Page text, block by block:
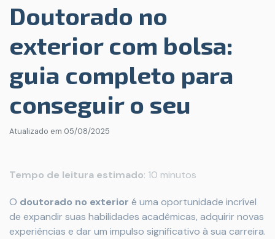
Doutorado no
exterior com bolsa:
guia completo para
conseguir o seu
Atualizado em 05/08/2025
Tempo de leitura estimado: 10 minutos
O doutorado no exterior é uma oportunidade incrível
de expandir suas habilidades acadêmicas, adquirir novas
experiências e dar um impulso significativo à sua carreira.